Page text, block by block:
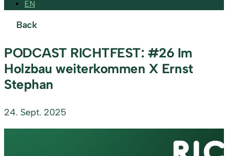
EN
Back
PODCAST RICHTFEST: #26 Im
Holzbau weiterkommen X Ernst
Stephan
24. Sept. 2025